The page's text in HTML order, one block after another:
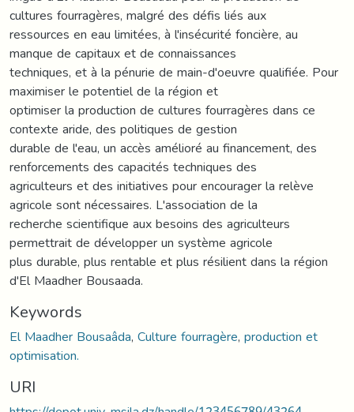
cultures fourragères, malgré des défis liés aux
ressources en eau limitées, à l'insécurité foncière, au
manque de capitaux et de connaissances
techniques, et à la pénurie de main-d'oeuvre qualifiée. Pour
maximiser le potentiel de la région et
optimiser la production de cultures fourragères dans ce
contexte aride, des politiques de gestion
durable de l'eau, un accès amélioré au financement, des
renforcements des capacités techniques des
agriculteurs et des initiatives pour encourager la relève
agricole sont nécessaires. L'association de la
recherche scientifique aux besoins des agriculteurs
permettrait de développer un système agricole
plus durable, plus rentable et plus résilient dans la région
d'El Maadher Bousaada.
Keywords
El Maadher Bousaâda,Culture fourragère,production et
optimisation.
URI